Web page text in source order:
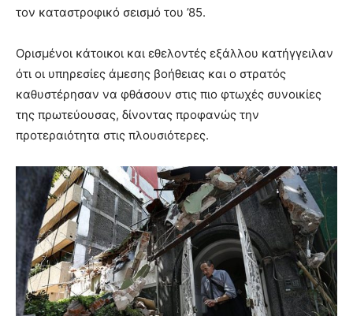
τον καταστροφικό σεισμό του ’85.
Ορισμένοι κάτοικοι και εθελοντές εξάλλου κατήγγειλαν
ότι οι υπηρεσίες άμεσης βοήθειας και ο στρατός
καθυστέρησαν να φθάσουν στις πιο φτωχές συνοικίες
της πρωτεύουσας, δίνοντας προφανώς την
προτεραιότητα στις πλουσιότερες.